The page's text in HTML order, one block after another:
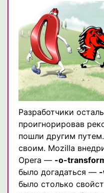
Разработчики
проигнорировав
пошли другим
своим. Mozilla
Opera — -o-
было догадаться —
было столько